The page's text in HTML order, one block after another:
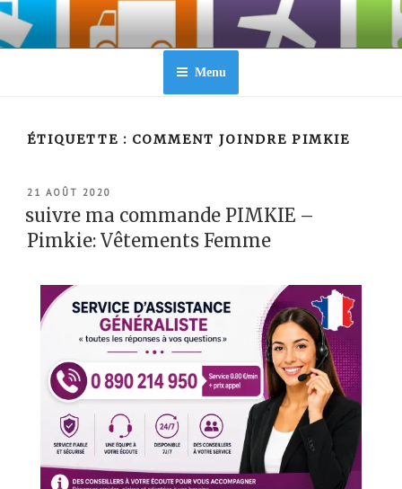
Aller
contenu
Menu
ÉTIQUETTE : COMMENT JOINDRE PIMKIE
PUBLIÉ
21 AOÛT 2020
suivre ma commande PIMKIE –
Pimkie: Vêtements Femme